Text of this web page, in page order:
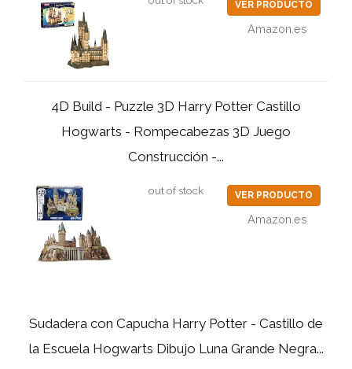
VER PRODUCTO
Amazon.es
4D Build - Puzzle 3D Harry Potter Castillo
Hogwarts - Rompecabezas 3D Juego
Construcción -...
out of stock VER PRODUCTO
Amazon.es
Sudadera con Capucha Harry Potter - Castillo de
la Escuela Hogwarts Dibujo Luna Grande Negra...